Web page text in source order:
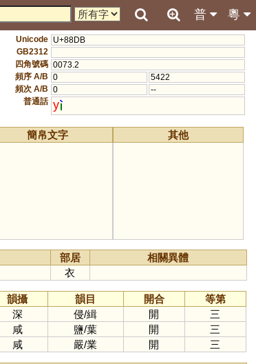
粵
普
Unicode U+88DB
GB2312
四角號碼 0073.2
頻序 A/B 0
5422
頻次 A/B 0
--
普通話 y
簡帛文字 其他
部居
相關異體
衣
韻攝 韻目 開合
等第
深 侵/緝 開
三
咸 鹽/葉 開
三
咸 嚴/業 開 三